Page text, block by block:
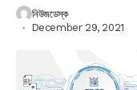
নিউজডেস্ক
December 29, 2021